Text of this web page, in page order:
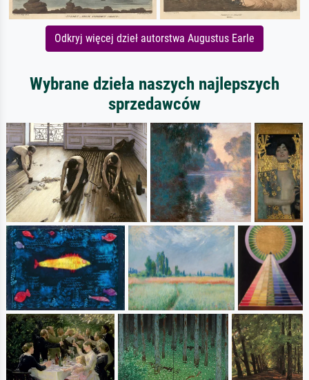
Odkryj więcej dzieł autorstwa Augustus Earle
Wybrane dzieła naszych najlepszych
sprzedawców